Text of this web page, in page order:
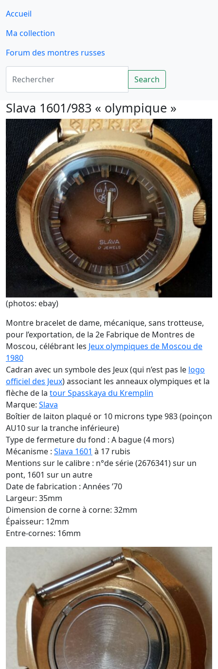
Accueil
Ma collection
Forum des montres russes
Rechercher
Search
Slava 1601/983 « olympique »
(photos: ebay)
Montre bracelet de dame, mécanique, sans trotteuse,
pour l’exportation, de la 2e Fabrique de Montres de
Moscou, célébrant les Jeux olympiques de Moscou de
1980
Cadran avec un symbole des Jeux (qui n’est pas le logo
officiel des Jeux) associant les anneaux olympiques et la
flèche de la tour Spasskaya du Kremplin
Marque: Slava
Boîtier de laiton plaqué or 10 microns type 983 (poinçon
AU10 sur la tranche inférieure)
Type de fermeture du fond : A bague (4 mors)
Mécanisme : Slava 1601 à 17 rubis
Mentions sur le calibre : n°de série (2676341) sur un
pont, 1601 sur un autre
Date de fabrication : Années ’70
Largeur: 35mm
Dimension de corne à corne: 32mm
Épaisseur: 12mm
Entre-cornes: 16mm